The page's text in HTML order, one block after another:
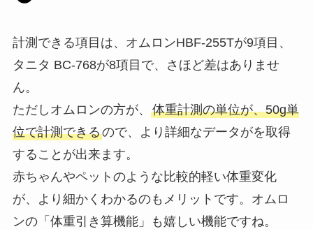
計測できる項目は、オムロンHBF-255Tが9項目、
タニタ BC-768が8項目で、さほど差はありませ
ん。
ただしオムロンの方が、 体重計測の単位が、50g単
位で計測できるので、より詳細なデータがを取得
することが出来ます。
赤ちゃんやペットのような比較的軽い体重変化
が、より細かくわかるのもメリットです。オムロ
ンの「体重引き算機能」も嬉しい機能ですね。